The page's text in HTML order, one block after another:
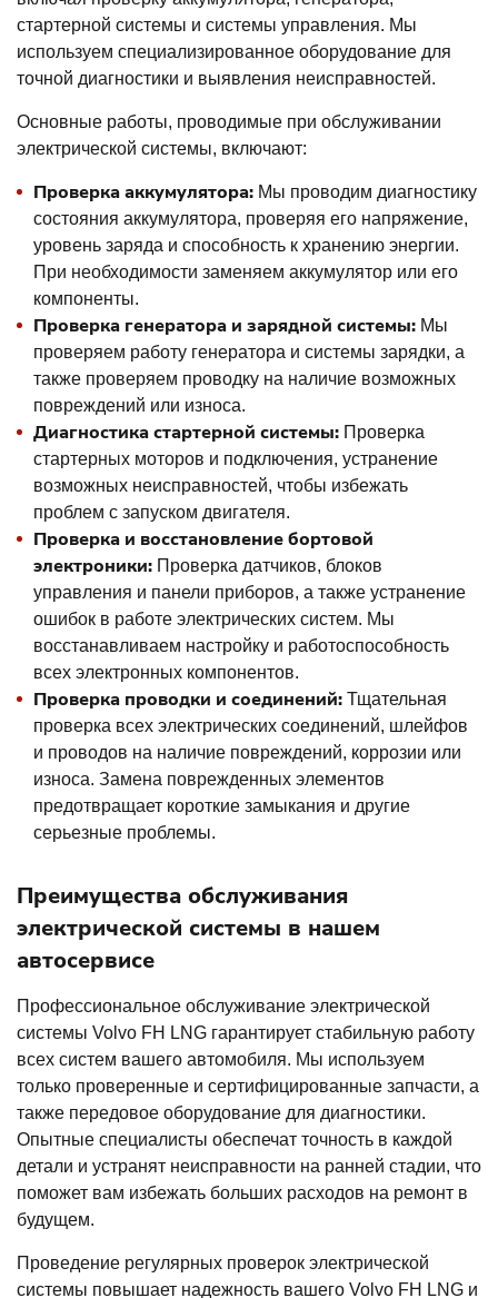
стартерной системы и системы управления. Мы
используем специализированное оборудование для
точной диагностики и выявления неисправностей.
Основные работы, проводимые при обслуживании
электрической системы, включают:
Проверка аккумулятора: Мы проводим диагностику
состояния аккумулятора, проверяя его напряжение,
уровень заряда и способность к хранению энергии.
При необходимости заменяем аккумулятор или его
компоненты.
Проверка генератора и зарядной системы: Мы
проверяем работу генератора и системы зарядки, а
также проверяем проводку на наличие возможных
повреждений или износа.
Диагностика стартерной системы: Проверка
стартерных моторов и подключения, устранение
возможных неисправностей, чтобы избежать
проблем с запуском двигателя.
Проверка и восстановление бортовой
электроники: Проверка датчиков, блоков
управления и панели приборов, а также устранение
ошибок в работе электрических систем. Мы
восстанавливаем настройку и работоспособность
всех электронных компонентов.
Проверка проводки и соединений: Тщательная
проверка всех электрических соединений, шлейфов
и проводов на наличие повреждений, коррозии или
износа. Замена поврежденных элементов
предотвращает короткие замыкания и другие
серьезные проблемы.
Преимущества обслуживания
электрической системы в нашем
автосервисе
Профессиональное обслуживание электрической
системы Volvo FH LNG гарантирует стабильную работу
всех систем вашего автомобиля. Мы используем
только проверенные и сертифицированные запчасти, а
также передовое оборудование для диагностики.
Опытные специалисты обеспечат точность в каждой
детали и устранят неисправности на ранней стадии, что
поможет вам избежать больших расходов на ремонт в
будущем.
Проведение регулярных проверок электрической
системы повышает надежность вашего Volvo FH LNG и